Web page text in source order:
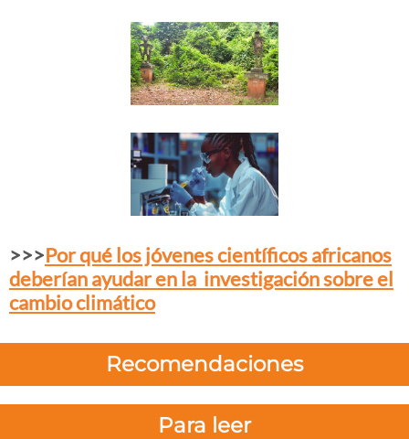
>>>Por qué los jóvenes científicos africanos
deberían ayudar en la investigación sobre el
cambio climático
Recomendaciones
Para leer